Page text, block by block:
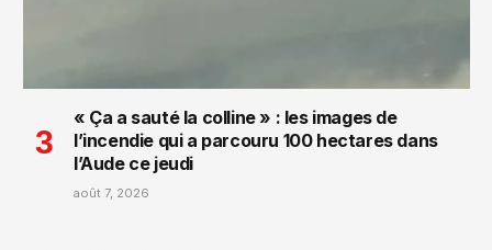
« Ça a sauté la colline » : les images de
l’incendie qui a parcouru 100 hectares dans
l’Aude ce jeudi
août 7, 2026